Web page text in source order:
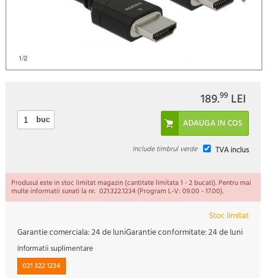
1/2
189.99 LEI
buc
TVA inclus
Include timbrul verde
Produsul este in stoc limitat magazin (cantitate limitata 1 - 2 bucati). Pentru mai
multe informatii sunati la nr. 021.322.1234 (Program L-V: 09.00 - 17.00).
Stoc limitat
Garantie comerciala:24 de luniGarantie conformitate:24 de luni
Informatii suplimentare
021 322 1234